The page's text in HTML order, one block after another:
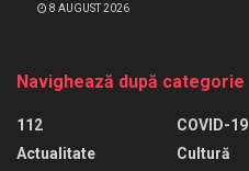
8 AUGUST 2026
Navighează după categorie
112
Actualitate
COVID-19
Cultură